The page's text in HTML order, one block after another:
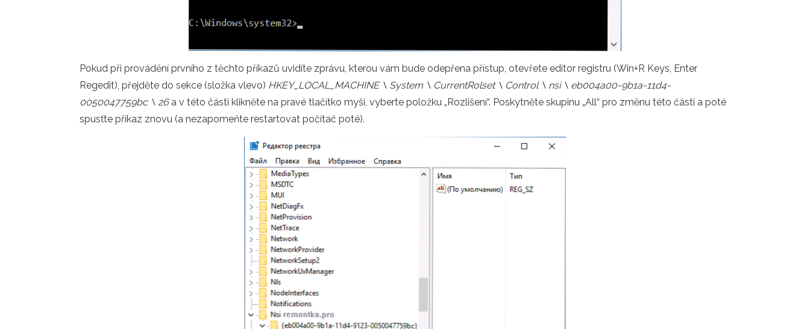
Pokud při provádění prvního z těchto příkazů uvidíte zprávu, kterou vám bude odepřena přístup, otevřete editor registru (Win+R Keys, Enter
Regedit), přejděte do sekce (složka vlevo) HKEY_LOCAL_MACHINE \ System \ CurrentRolset \ Control \ nsi \ eb004a00-9b1a-11d4-
0050047759bc \ 26a v této části klikněte na pravé tlačítko myši, vyberte položku „Rozlišení“. Poskytněte skupinu „All“ pro změnu této části a poté
spusťte příkaz znovu (a nezapomeňte restartovat počítač poté).